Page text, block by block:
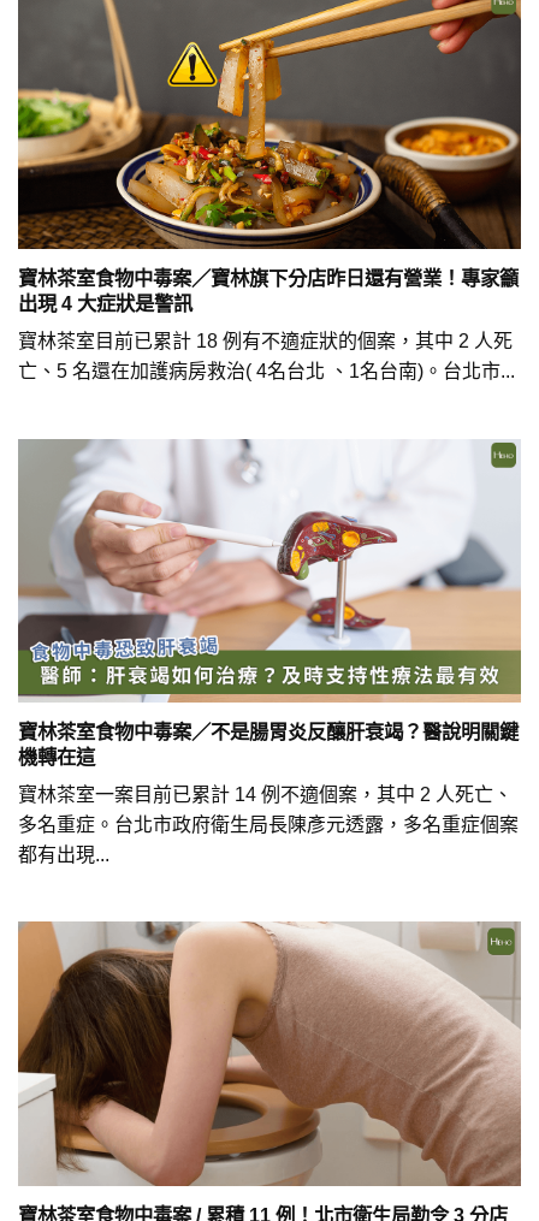
寶林茶室食物中毒案／寶林旗下分店昨日還有營業！專家籲
出現 4 大症狀是警訊
寶林茶室目前已累計 18 例有不適症狀的個案，其中 2 人死
亡、5 名還在加護病房救治( 4名台北 、1名台南)。台北市...
寶林茶室食物中毒案／不是腸胃炎反釀肝衰竭？醫說明關鍵
機轉在這
寶林茶室一案目前已累計 14 例不適個案，其中 2 人死亡、
多名重症。台北市政府衛生局長陳彥元透露，多名重症個案
都有出現...
寶林茶室食物中毒案 / 累積 11 例！北市衛生局勒令 3 分店